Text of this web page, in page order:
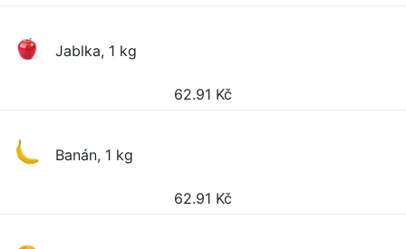
Jablka, 1 kg
62.91 Kč
Banán, 1 kg
62.91 Kč